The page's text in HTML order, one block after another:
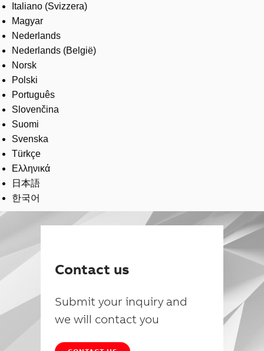
Italiano (Svizzera)
Magyar
Nederlands
Nederlands (België)
Norsk
Polski
Português
Slovenčina
Suomi
Svenska
Türkçe
Ελληνικά
日本語
한국어
Contact us
Submit your inquiry and
we will contact you